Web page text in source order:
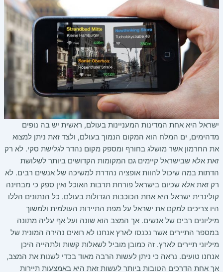
ישראל היא אחת המדינות המעניינות בעולם, ראשית יש בה נופים
מדהימים, ים המלח הוא המקום הנמוך בעולם, ולצד זאת ניתן למצוא
את החרמון אשר מושלג בחורף ומספק מקום נהדר לגלישת סקי. לא רק
זאת אלא שבישראל קיימים גם המקומות הקדושים ביותר לשלושת
הדתות במה שיכול להוות אופציה נהדרת למשיכה של אנשים רבים. לא
רק זאת אלא שכיום בישראל פורחת תרבות האוכל ואין ספק כי מבחינה
קולינרית ישראל היא אחת הכוכבות הגדולות בעולם. כל הנתונים הללו
היו צריכים למקם את ישראל על מפת התיירות העולמית ולמשוך
מיליונים רבים של אנשים. אך המצב הוא שונה ועל אף עליה מתונה
במספר התיירים אשר נכנסו לארץ אנחנו לא רואים נהירה המונית של
מיליוני תיירים לארץ. זה כמובן מוביל לשאלות קשות ולתהייה היכן
אנחנו טועים. נראה כי ניתן לעשות הרבה מאוד בכדי לשנות את המצב,
אך אחת הדרכים הטובות ביותר לעשות זאת היא באמצעות תיירות